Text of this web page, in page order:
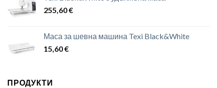
255,60€
Маса за шевна машина Texi Black&White
15,60€
ПРОДУКТИ